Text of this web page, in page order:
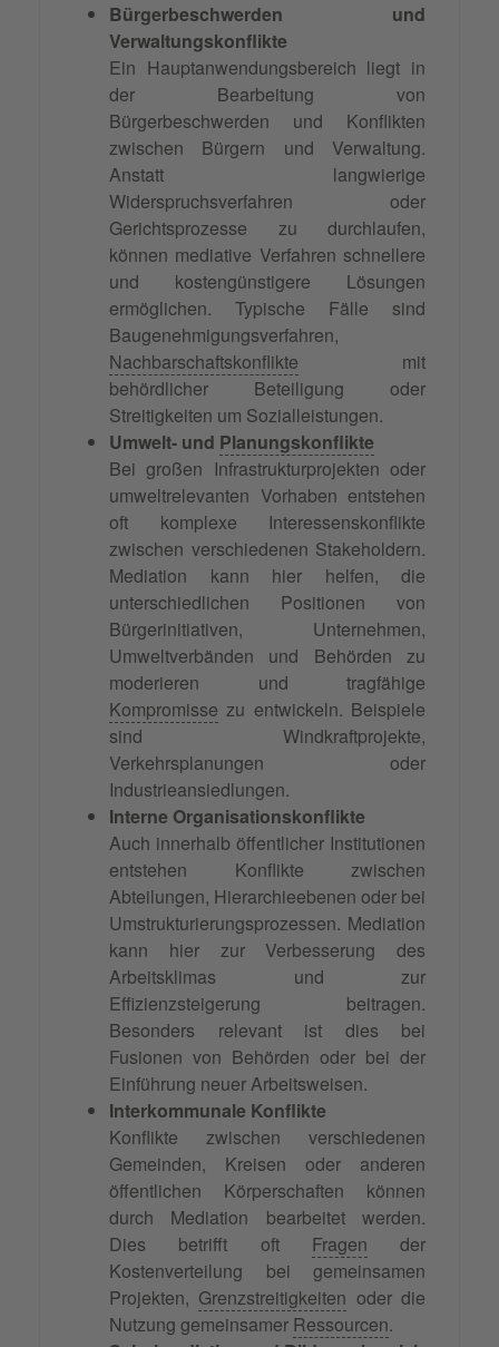
Bürgerbeschwerden und
Verwaltungskonflikte
Ein Hauptanwendungsbereich liegt in
der Bearbeitung von
Bürgerbeschwerden und Konflikten
zwischen Bürgern und Verwaltung.
Anstatt langwierige
Widerspruchsverfahren oder
Gerichtsprozesse zu durchlaufen,
können mediative Verfahren schnellere
und kostengünstigere Lösungen
ermöglichen. Typische Fälle sind
Baugenehmigungsverfahren,
Nachbarschaftskonflikte mit
behördlicher Beteiligung oder
Streitigkeiten um Sozialleistungen.
Umwelt- und Planungskonflikte
Bei großen Infrastrukturprojekten oder
umweltrelevanten Vorhaben entstehen
oft komplexe Interessenskonflikte
zwischen verschiedenen Stakeholdern.
Mediation kann hier helfen, die
unterschiedlichen Positionen von
Bürgerinitiativen, Unternehmen,
Umweltverbänden und Behörden zu
moderieren und tragfähige
Kompromisse zu entwickeln. Beispiele
sind Windkraftprojekte,
Verkehrsplanungen oder
Industrieansiedlungen.
Interne Organisationskonflikte
Auch innerhalb öffentlicher Institutionen
entstehen Konflikte zwischen
Abteilungen, Hierarchieebenen oder bei
Umstrukturierungsprozessen. Mediation
kann hier zur Verbesserung des
Arbeitsklimas und zur
Effizienzsteigerung beitragen.
Besonders relevant ist dies bei
Fusionen von Behörden oder bei der
Einführung neuer Arbeitsweisen.
Interkommunale Konflikte
Konflikte zwischen verschiedenen
Gemeinden, Kreisen oder anderen
öffentlichen Körperschaften können
durch Mediation bearbeitet werden.
Dies betrifft oft Fragen der
Kostenverteilung bei gemeinsamen
Projekten, Grenzstreitigkeiten oder die
Nutzung gemeinsamer Ressourcen.